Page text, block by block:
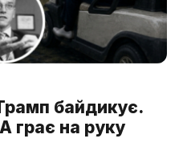
байдикує.
грає на руку